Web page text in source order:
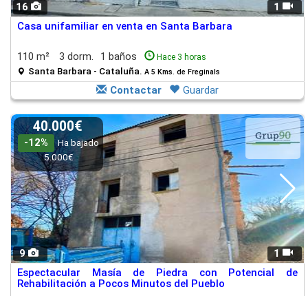
16 1
Casa unifamiliar en venta en Santa Barbara
110 m² 3 dorm. 1 baños Hace 3 horas
Santa Barbara - Cataluña. A 5 Kms. de Freginals
Contactar Guardar
9 1
40.000€
-12%
Ha bajado
5.000€
Espectacular Masía de Piedra con Potencial de
Rehabilitación a Pocos Minutos del Pueblo